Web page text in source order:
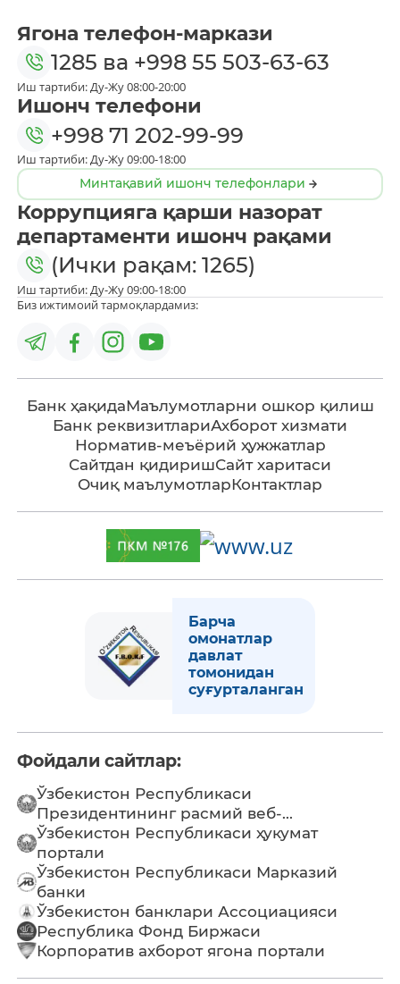
Ягона телефон-маркази
1285 ва +998 55 503-63-63
Иш тартиби: Ду-Жу 08:00-20:00
Ишонч телефони
+998 71 202-99-99
Иш тартиби: Ду-Жу 09:00-18:00
Минтақавий ишонч телефонлари
Коррупцияга қарши назорат
департаменти ишонч рақами
(Ички рақам: 1265)
Иш тартиби: Ду-Жу 09:00-18:00
Биз ижтимоий тармоқлардамиз:
Банк ҳақидаМаълумотларни ошкор қилиш
Банк реквизитлариАхборот хизмати
Норматив-меъёрий ҳужжатлар
Сайтдан қидиришСайт харитаси
Очиқ маълумотларКонтактлар
Барча
омонатлар
давлат
томонидан
суғурталанган
Фойдали сайтлар:
Ўзбекистон Республикаси
Президентининг расмий веб-...
Ўзбекистон Республикаси ҳукумат
портали
Ўзбекистон Республикаси Марказий
банки
Ўзбекистон банклари Ассоциацияси
Республика Фонд Биржаси
Корпоратив ахборот ягона портали